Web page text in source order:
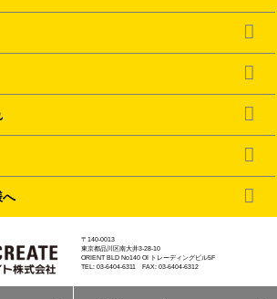
へ
〒140-0013
東京都品川区南大井3-28-10
ORIENT BLD No140 OI トレーディングビル5F
TEL: 03-6404-6311 FAX: 03-6404-6312